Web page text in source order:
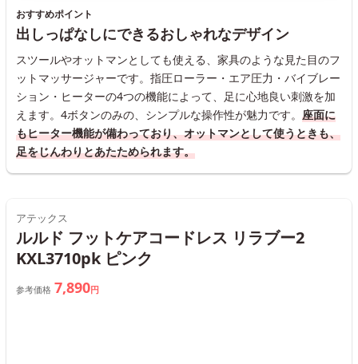
おすすめポイント
出しっぱなしにできるおしゃれなデザイン
スツールやオットマンとしても使える、家具のような見た目のフ
ットマッサージャーです。指圧ローラー・エア圧力・バイブレー
ション・ヒーターの4つの機能によって、足に心地良い刺激を加
えます。4ボタンのみの、シンプルな操作性が魅力です。 座面に
もヒーター機能が備わっており、オットマンとして使うときも、
足をじんわりとあたためられます。
アテックス
ルルド フットケアコードレス リラブー2
KXL3710pk ピンク
参考価格 7,890円